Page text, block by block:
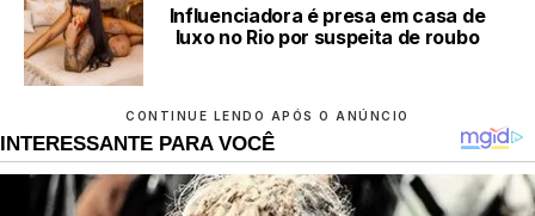
Influenciadora é presa em casa de
luxo no Rio por suspeita de roubo
CONTINUE LENDO APÓS O ANÚNCIO
INTERESSANTE PARA VOCÊ